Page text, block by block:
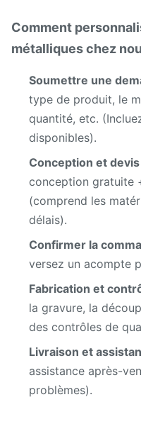
Comment
métalliques chez
Soumettre une
type de produit, le
quantité, etc.
disponibles).
Conception et devis
conception gratuite
(comprend les
délais).
Confirmer la
versez un acompte
Fabrication et
la gravure, la
des contrôles de
Livraison et
assistance après-
problèmes).